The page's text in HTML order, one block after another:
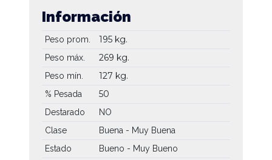
Información
Peso prom. 195 kg.
Peso máx. 269 kg.
Peso mín. 127 kg.
% Pesada 50
Destarado
NO
Clase
Buena - Muy Buena
Estado
Bueno - Muy Bueno